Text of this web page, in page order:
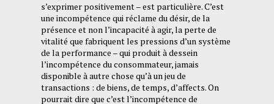
s’exprimer positivement – est particulière. C’est
une incompétence qui réclame du désir, de la
présence et non l’incapacité à agir, la perte de
vitalité que fabriquent les pressions d’un système
de la performance – qui produit à dessein
l’incompétence du consommateur, jamais
disponible à autre chose qu’à un jeu de
transactions : de biens, de temps, d’affects. On
pourrait dire que c’est l’incompétence de